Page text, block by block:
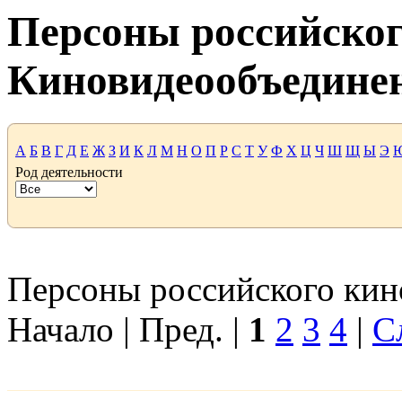
Персоны
А Б В Г Д Е Ж З И К Л М Н О П Р С Т У Ф Х Ц Ч Ш Щ Ы Э
Род деятельности
Персоны российского
Начало | Пред. | 1 2 3 4 |